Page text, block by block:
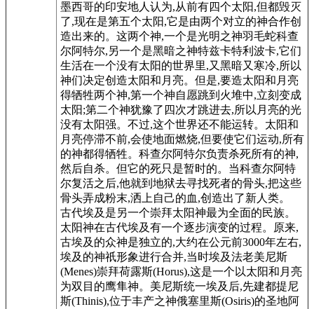
墨西哥的印安地人认为,从前有四个太阳,但都毁灭
了,现在是第五个太阳,它是由两个对立的神合作创
造出来的。这两个神,一个是光明之神羽毛蛇科查
尔阿特尔,另一个是黑暗之神特兹卡特利波卡,它们
生活在一个没有太阳的世界里,又黑暗又寒冷,所以
神们决定创造太阳和月亮。但是,要造太阳和月亮
得牺牲两个神,第一个神自愿跳到火堆中,立刻变成
太阳;第二个神犹豫了四次才跳进去,所以月亮的光
没有太阳强。不过,这个世界还不能运转。太阳和
月亮停滞不前,会使地面燃烧,但要使它们运动,所有
的神都得牺牲。科查尔阿特尔负责杀死所有的神,
然后自杀。但它的死只是暂时的。当科查尔阿特
尔复活之后,他就到地狱去寻找死者的骨头,把这些
骨头弄成粉末,洒上自己的血,创造出了新人类。
古代埃及是另一个崇拜太阳神最为全面的民族。
太阳神在古代埃及有一个逐步演变的过程。原来,
古埃及的众神是独立的,大约在公元前3000年左右,
埃及的神祇形象进行合并,当时埃及法老美尼斯
(Menes)崇拜荷露斯(Horus),这是一个以太阳和月亮
为双目的鹰隼神。美尼斯统一埃及后,先建都提尼
斯(Thinis),位于丰产之神俄塞里斯(Osiris)的圣地阿